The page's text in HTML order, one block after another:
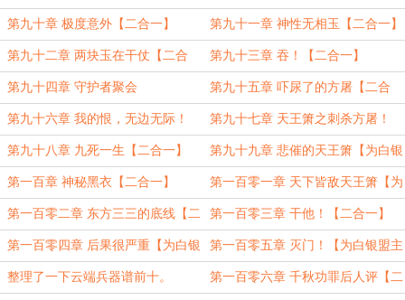
第九十章 极度意外【二合一】 第九十一章 神性无相玉【二合一】
第九十二章 两块玉在干仗【二合
一】
第九十三章 吞！【二合一】
第九十四章 守护者聚会 第九十五章 吓尿了的方屠【二合
一】
第九十六章 我的恨，无边无际！
【为白银盟主大表哥加更10、11、
12】
第九十七章 天王箫之刺杀方屠！
【二合一】
第九十八章 九死一生【二合一】 第九十九章 悲催的天王箫【为白银
盟主大表哥加更13、14】
第一百章 神秘黑衣【二合一】 第一百零一章 天下皆敌天王箫【为
白银盟主大表哥加更15、16】
第一百零二章 东方三三的底线【二
合一】
第一百零三章 干他！【二合一】
第一百零四章 后果很严重【为白银
盟大表哥加更17、18】
第一百零五章 灭门！【为白银盟主
大表哥加更19、20】
整理了一下云端兵器谱前十。 第一百零六章 千秋功罪后人评【二